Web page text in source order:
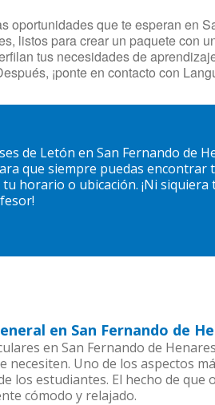
oportunidades que te esperan en
listos para crear un paquete con
tus necesidades de
¡ponte en contacto con
de Letón en San Fernando de
que siempre puedas encontrar
horario o ubicación. ¡Ni siquiera
en San Fernando de
en San Fernando de
necesiten. Uno de los aspectos
los estudiantes. El hecho de
cómodo y relajado.